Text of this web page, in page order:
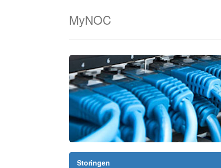
MyNOC
Storingen